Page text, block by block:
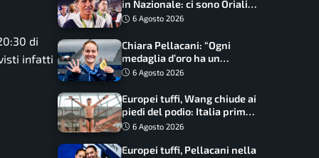
di
infatti
in Nazionale: ci sono Oriali e
Bonucci, confermato un
6 Agosto 2026
Chiara Pellacani: “Ogni
medaglia d’oro ha un
significato diverso. Ho fatto
6 Agosto 2026
Europei tuffi, Wang chiude ai
piedi del podio: Italia prima
nel medagliere
6 Agosto 2026
Europei tuffi, Pellacani nella